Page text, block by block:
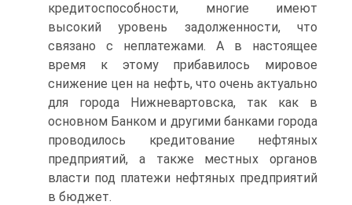
кредитоспособности, многие имеют
высокий уровень задолженности, что
связано с неплатежами. А в настоящее
время к этому прибавилось мировое
снижение цен на нефть, что очень актуально
для города Нижневартовска, так как в
основном Банком и другими банками города
проводилось кредитование нефтяных
предприятий, а также местных органов
власти под платежи нефтяных предприятий
в бюджет.